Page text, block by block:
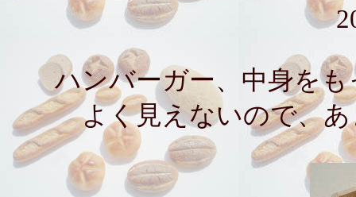
ハンバーガー、中身を
よく見えないので、